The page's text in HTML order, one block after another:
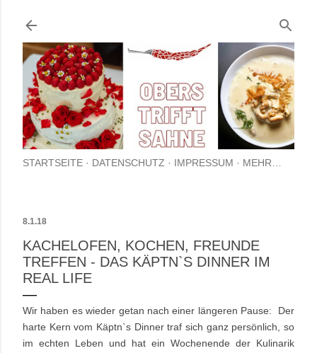
STARTSEITE DATENSCHUTZ IMPRESSUM MEHR…
8.1.18
KACHELOFEN, KOCHEN, FREUNDE
TREFFEN - DAS KÄPTN`S DINNER IM
REAL LIFE
Wir haben es wieder getan nach einer längeren Pause: Der
harte Kern vom Käptn`s Dinner traf sich ganz persönlich, so
im echten Leben und hat ein Wochenende der Kulinarik